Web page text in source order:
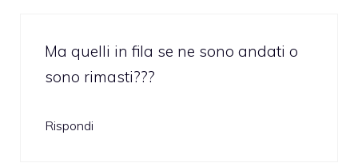
Ma quelli in fila se ne sono andati o
sono rimasti???
Rispondi